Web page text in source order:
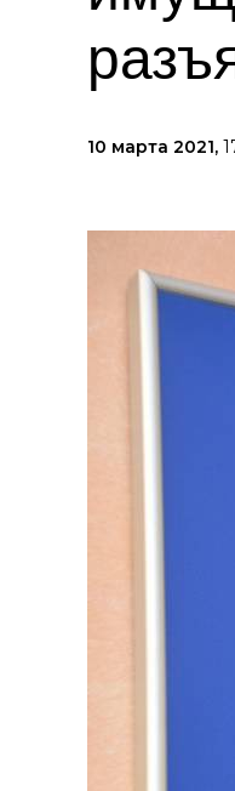
10 марта 2021,